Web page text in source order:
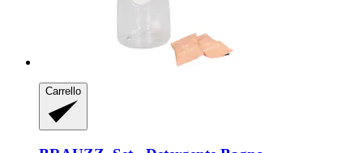
Carrello